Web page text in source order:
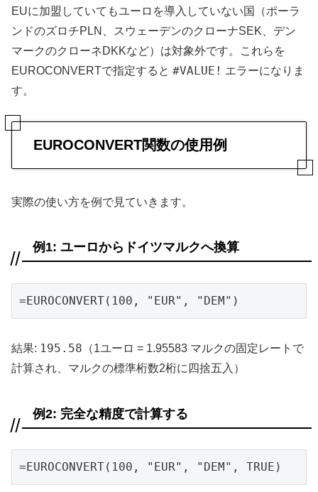
EUに加盟していてもユーロを導入していない国（ポーラ
ンドのズロチPLN、スウェーデンのクローナSEK、デン
マークのクローネDKKなど）は対象外です。これらを
EUROCONVERTで指定すると #VALUE! エラーになりま
す。
EUROCONVERT関数の使用例
実際の使い方を例で見ていきます。
例1: ユーロからドイツマルクへ換算
=EUROCONVERT(100, "EUR", "DEM")
結果: 195.58 （1ユーロ = 1.95583 マルクの固定レートで
計算され、マルクの標準桁数2桁に四捨五入）
例2: 完全な精度で計算する
=EUROCONVERT(100, "EUR", "DEM", TRUE)